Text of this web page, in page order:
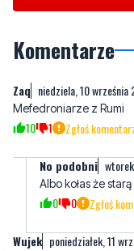
Komentarze
Zaq niedziela, 10
Mefedroniarze z Rumi
10 1 Zgłoś
No podobni
Albo kołas że starą
0 0 Zgłoś
Wujek poniedziałek, 11